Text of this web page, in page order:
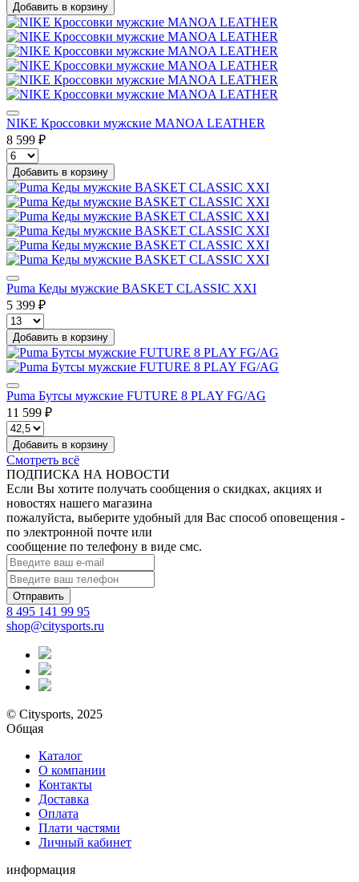
Добавить в корзину
NIKE Кроссовки мужские MANOA LEATHER
8 599 ₽
Добавить в корзину
Puma Кеды мужские BASKET CLASSIC XXI
5 399 ₽
Добавить в корзину
Puma Бутсы мужские FUTURE 8 PLAY FG/AG
11 599 ₽
Добавить в корзину
Смотреть всё
ПОДПИСКА НА НОВОСТИ
Если Вы хотите получать сообщения о скидках, акциях и
новостях нашего магазина
пожалуйста, выберите удобный для Вас способ оповещения -
по электронной почте или
сообщение по телефону в виде смс.
Отправить
8 495 141 99 95
shop@citysports.ru
© Citysports, 2025
Общая
Каталог
О компании
Контакты
Доставка
Оплата
Плати частями
Личный кабинет
информация